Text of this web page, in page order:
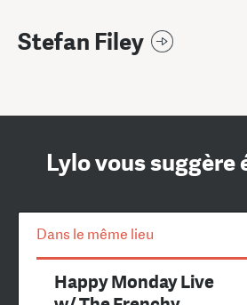
Stefan Filey
Lylo vous suggère
Dans le même lieu
Happy Monday Live